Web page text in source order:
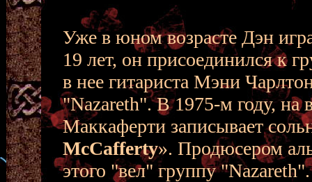
Уже в юном возрасте Дэн
19 лет, он присоединился к
в нее гитариста Мэни
"Nazareth". В 1975-м году,
Маккаферти записывает
McCafferty». Продюсером
этого "вел" группу "Nazareth".